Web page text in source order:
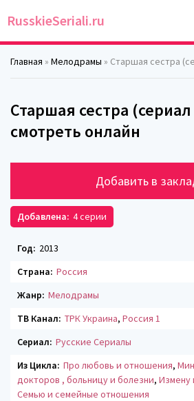
RusskieSeriali.ru
Главная » Мелодрамы » Старшая сестра
Старшая сестра (сериал
смотреть онлайн
Добавить в
Добавлена: 4 серии
Год: 2013
Страна: Россия
Жанр: Мелодрамы
ТВ Канал: ТРК Украина, Россия 1
Сериал: Русские Сериалы
Из Цикла: Про любовь и отношения,
докторов , больницу и болезни, Измену
Семью и семейные отношения